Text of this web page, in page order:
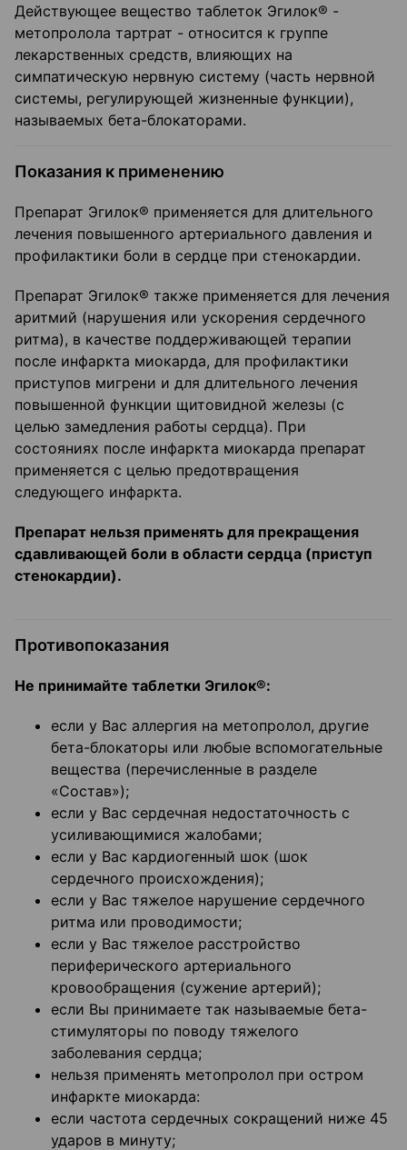
Действующее вещество таблеток Эгилок® -
метопролола тартрат - относится к группе
лекарственных средств, влияющих на
симпатическую нервную систему (часть нервной
системы, регулирующей жизненные функции),
называемых бета-блокаторами.
Показания к применению
Препарат Эгилок® применяется для длительного
лечения повышенного артериального давления и
профилактики боли в сердце при стенокардии.
Препарат Эгилок® также применяется для лечения
аритмий (нарушения или ускорения сердечного
ритма), в качестве поддерживающей терапии
после инфаркта миокарда, для профилактики
приступов мигрени и для длительного лечения
повышенной функции щитовидной железы (с
целью замедления работы сердца). При
состояниях после инфаркта миокарда препарат
применяется с целью предотвращения
следующего инфаркта.
Препарат нельзя применять для прекращения
сдавливающей боли в области сердца (приступ
стенокардии).
Противопоказания
Не принимайте таблетки Эгилок®:
если у Вас аллергия на метопролол, другие
бета-блокаторы или любые вспомогательные
вещества (перечисленные в разделе
«Состав»);
если у Вас сердечная недостаточность с
усиливающимися жалобами;
если у Вас кардиогенный шок (шок
сердечного происхождения);
если у Вас тяжелое нарушение сердечного
ритма или проводимости;
если у Вас тяжелое расстройство
периферического артериального
кровообращения (сужение артерий);
если Вы принимаете так называемые бета-
стимуляторы по поводу тяжелого
заболевания сердца;
нельзя применять метопролол при остром
инфаркте миокарда:
если частота сердечных сокращений ниже 45
ударов в минуту;